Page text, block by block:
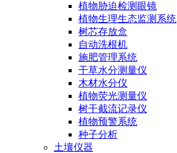
植物胁迫检测眼镜
植物生理生态监测系统
树芯存放盒
自动洗根机
施肥管理系统
干草水分测量仪
木材水分仪
植物荧光测量仪
树干截流记录仪
植物预警系统
种子分析
土壤仪器